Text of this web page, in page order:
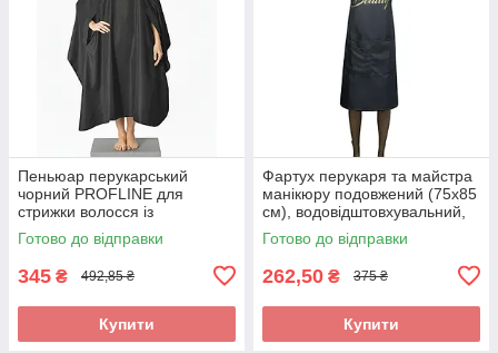
Пеньюар перукарський
чорний PROFLINE для
стрижки волосся із
прорізними рукавами з
плащової тканини 145×145
Готово до відправки
345 ₴ 492,85 ₴
Купити
Фартух перукаря та майстра
манікюру подовжений (75х85
см), водовідштовхувальний,
сірий з принтом Beauty
Готово до відправки
262,50 ₴ 375 ₴
Купити